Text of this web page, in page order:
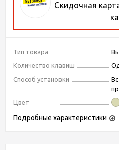
Скидочная
Тип товара
Количество клавиш
Способ установки
Цвет
Подробные характеристики